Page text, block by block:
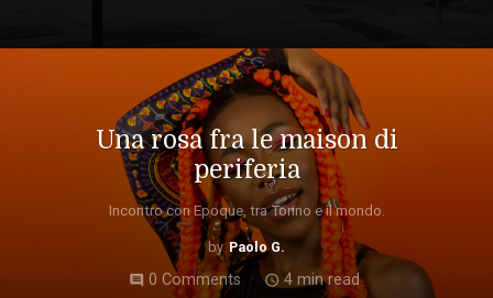
Una rosa fra le maison di
periferia
Incontro con Epoque, tra Torino e il mondo.
Paolo G.
comment 0 Comments access_time 4 min read